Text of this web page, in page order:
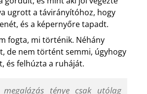
ugrott a távirányítóhoz, hogy
és a képernyőre tapadt.
fogta, mi történik. Néhány
de nem történt semmi, úgyhogy
és felhúzta a ruháját.
megalázás ténye csak utólag